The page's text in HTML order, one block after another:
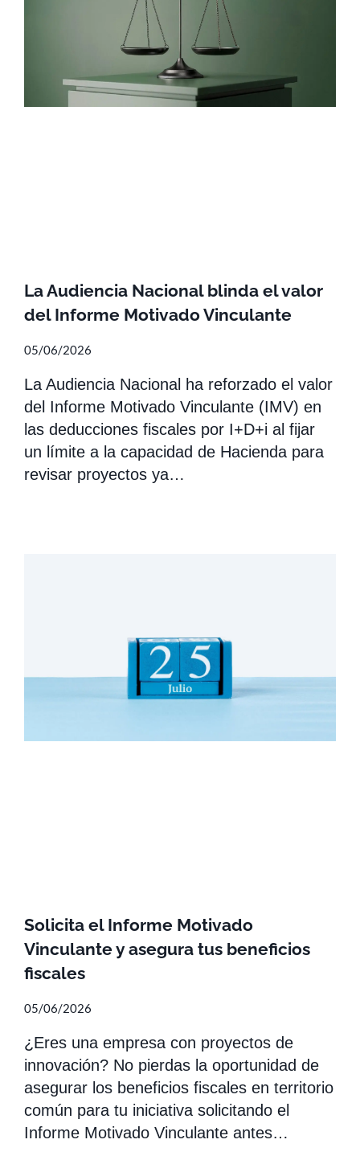
La Audiencia Nacional blinda el valor
del Informe Motivado Vinculante
05/06/2026
La Audiencia Nacional ha reforzado el valor
del Informe Motivado Vinculante (IMV) en
las deducciones fiscales por I+D+i al fijar
un límite a la capacidad de Hacienda para
revisar proyectos ya…
Solicita el Informe Motivado
Vinculante y asegura tus beneficios
fiscales
05/06/2026
¿Eres una empresa con proyectos de
innovación? No pierdas la oportunidad de
asegurar los beneficios fiscales en territorio
común para tu iniciativa solicitando el
Informe Motivado Vinculante antes…